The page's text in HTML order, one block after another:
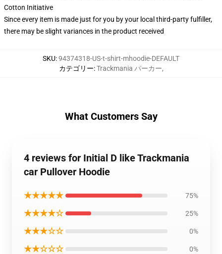
Cotton Initiative
Since every item is made just for you by your local third-party fulfiller,
there may be slight variances in the product received
SKU:94374318-US-t-shirt-mhoodie-DEFAULT
カテゴリー:Trackmania パーカー,
What Customers Say
4 reviews for Initial D like Trackmania
car Pullover Hoodie
★★★★★ 75%
★★★★☆ 25%
★★★☆☆ 0%
★★☆☆☆ 0%